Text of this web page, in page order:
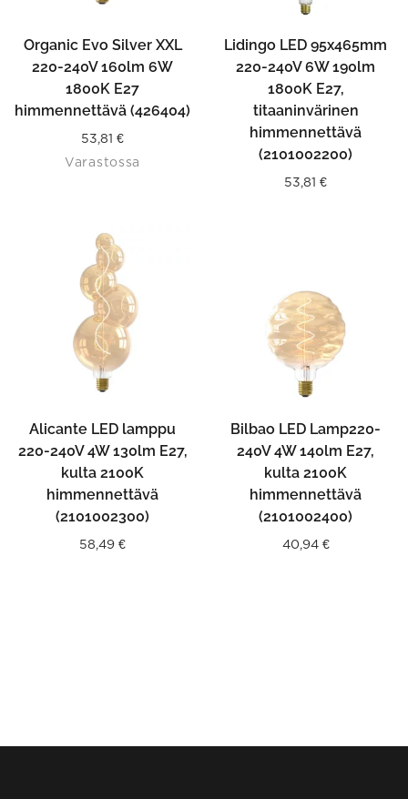
Organic Evo Silver XXL
220-240V 160lm 6W
1800K E27
himmennettävä (426404)
53,81 €
Varastossa
Lidingo LED 95x465mm
220-240V 6W 190lm
1800K E27,
titaaninvärinen
himmennettävä
(2101002200)
53,81 €
Alicante LED lamppu
220-240V 4W 130lm E27,
kulta 2100K
himmennettävä
(2101002300)
58,49 €
Bilbao LED Lamp220-
240V 4W 140lm E27,
kulta 2100K
himmennettävä
(2101002400)
40,94 €